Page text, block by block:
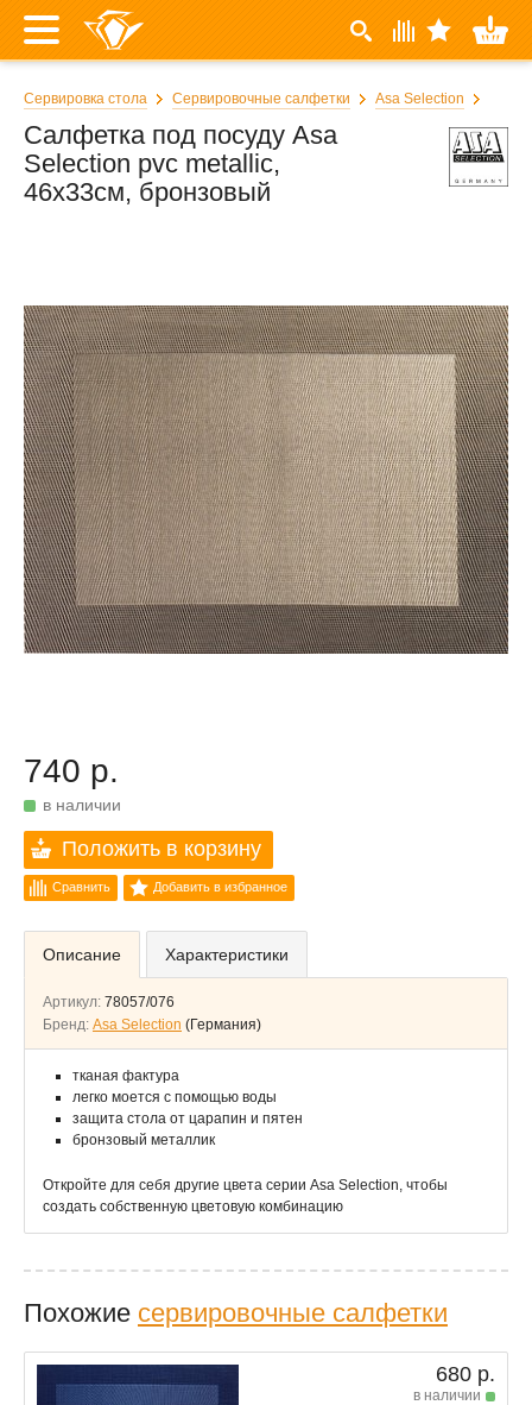
Сервировка стола Сервировочные салфетки Asa Selection
Салфетка под посуду Asa
Selection pvc metallic,
46x33см, бронзовый
740 р.
в наличии
Положить в корзину
Сравнить Добавить в избранное
Описание Характеристики
Артикул: 78057/076
Бренд: Asa Selection (Германия)
тканая фактура
легко моется с помощью воды
защита стола от царапин и пятен
бронзовый металлик
Откройте для себя другие цвета серии Asa Selection, чтобы
создать собственную цветовую комбинацию
Похожие сервировочные салфетки
680 р.
в наличии